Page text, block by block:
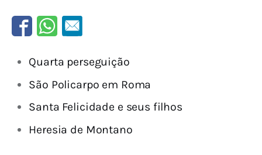
Quarta perseguição
São Policarpo em Roma
Santa Felicidade e seus filhos
Heresia de Montano